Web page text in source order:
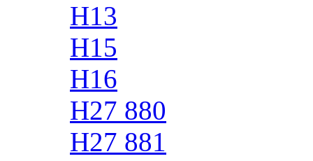
H13
H15
H16
H27 880
H27 881